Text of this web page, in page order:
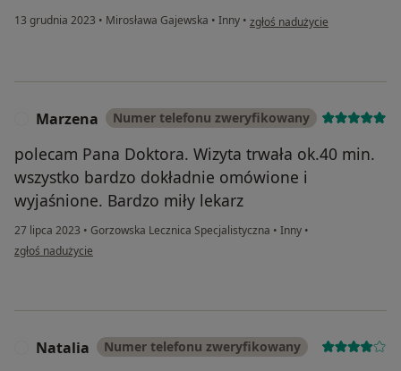
13 grudnia 2023 • Mirosława Gajewska • Inny • w opinii użytkownika Jagoda
zgłoś nadużycie
Marzena Numer telefonu zweryfikowany
polecam Pana Doktora. Wizyta trwała ok.40 min.
wszystko bardzo dokładnie omówione i
wyjaśnione. Bardzo miły lekarz
27 lipca 2023 • Gorzowska Lecznica Specjalistyczna • Inny •
w opinii użytkownika Marzena
zgłoś nadużycie
Natalia Numer telefonu zweryfikowany